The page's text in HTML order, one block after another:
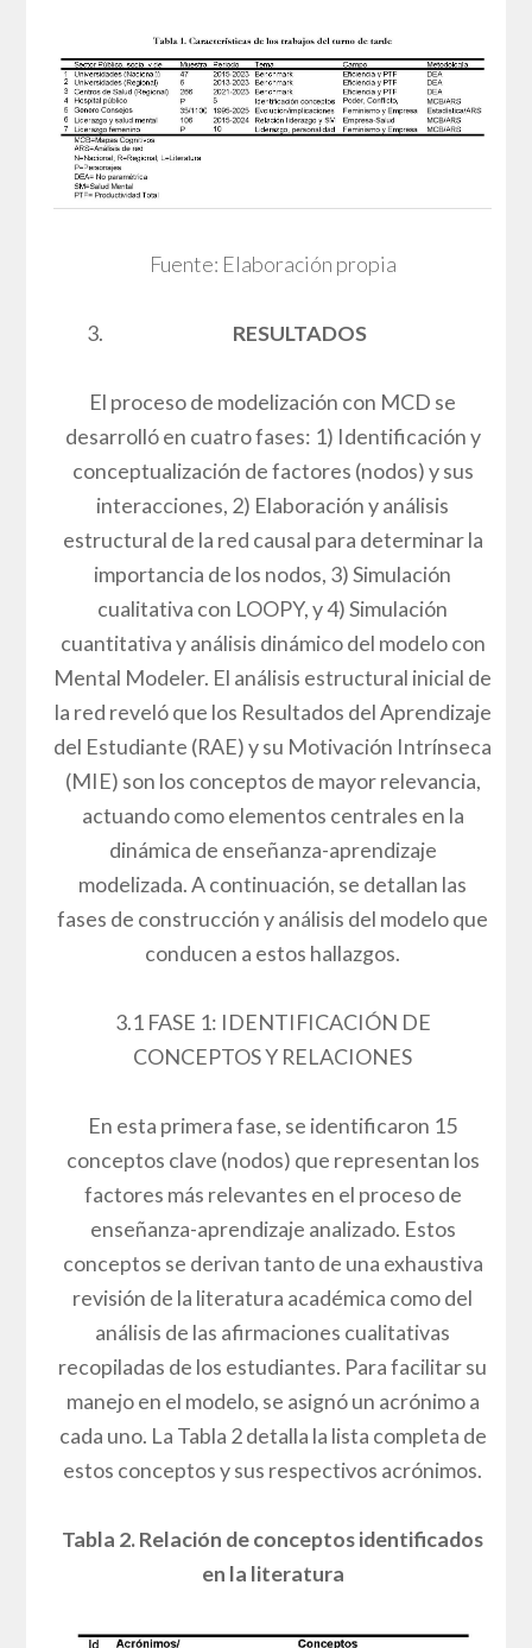
Fuente: Elaboración propia
RESULTADOS
El proceso de modelización con MCD se
desarrolló en cuatro fases: 1) Identificación y
conceptualización de factores (nodos) y sus
interacciones, 2) Elaboración y análisis
estructural de la red causal para determinar la
importancia de los nodos, 3) Simulación
cualitativa con LOOPY, y 4) Simulación
cuantitativa y análisis dinámico del modelo con
Mental Modeler. El análisis estructural inicial de
la red reveló que los Resultados del Aprendizaje
del Estudiante (RAE) y su Motivación Intrínseca
(MIE) son los conceptos de mayor relevancia,
actuando como elementos centrales en la
dinámica de enseñanza-aprendizaje
modelizada. A continuación, se detallan las
fases de construcción y análisis del modelo que
conducen a estos hallazgos.
3.1 FASE 1: IDENTIFICACIÓN DE
CONCEPTOS Y RELACIONES
En esta primera fase, se identificaron 15
conceptos clave (nodos) que representan los
factores más relevantes en el proceso de
enseñanza-aprendizaje analizado. Estos
conceptos se derivan tanto de una exhaustiva
revisión de la literatura académica como del
análisis de las afirmaciones cualitativas
recopiladas de los estudiantes. Para facilitar su
manejo en el modelo, se asignó un acrónimo a
cada uno. La Tabla 2 detalla la lista completa de
estos conceptos y sus respectivos acrónimos.
Tabla 2. Relación de conceptos identificados
en la literatura